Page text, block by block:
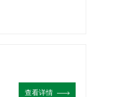
查看详情